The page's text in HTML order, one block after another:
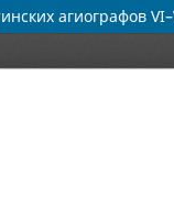
агиографов